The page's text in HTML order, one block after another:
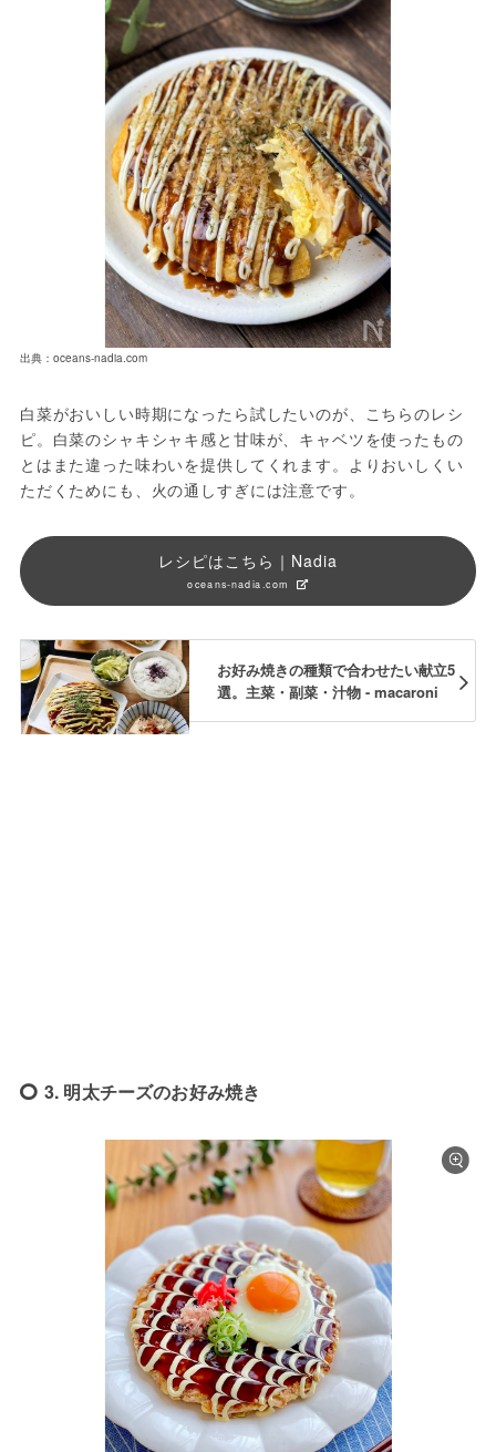
出典：oceans-nadia.com
白菜がおいしい時期になったら試したいのが、こちらのレシ
ピ。白菜のシャキシャキ感と甘味が、キャベツを使ったもの
とはまた違った味わいを提供してくれます。よりおいしくい
ただくためにも、火の通しすぎには注意です。
レシピはこちら｜Nadia
oceans-nadia.com
お好み焼きの種類で合わせたい献立5
選。主菜・副菜・汁物 - macaroni
3. 明太チーズのお好み焼き